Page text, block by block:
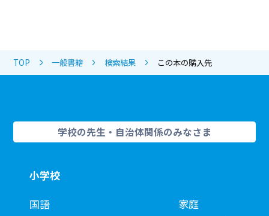
TOP 一般書籍 検索結果 この本の購入先
学校の先生・自治体関係のみなさま
小学校
国語
家庭